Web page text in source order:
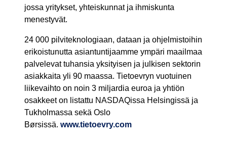
jossa yritykset, yhteiskunnat ja ihmiskunta
menestyvät.
24 000 pilviteknologiaan, dataan ja ohjelmistoihin
erikoistunutta asiantuntijaamme ympäri maailmaa
palvelevat tuhansia yksityisen ja julkisen sektorin
asiakkaita yli 90 maassa. Tietoevryn vuotuinen
liikevaihto on noin 3 miljardia euroa ja yhtiön
osakkeet on listattu NASDAQissa Helsingissä ja
Tukholmassa sekä Oslo
Børsissä. www.tietoevry.com